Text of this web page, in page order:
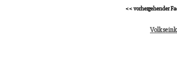
<< vorhergehender